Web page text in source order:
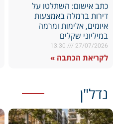
כתב אישום: השתלטו על
דירות ברמלה באמצעות
איומים, אלימות ומרמה
במיליוני שקלים
27/07/2026
לקריאת הכתבה »
נדל"ן